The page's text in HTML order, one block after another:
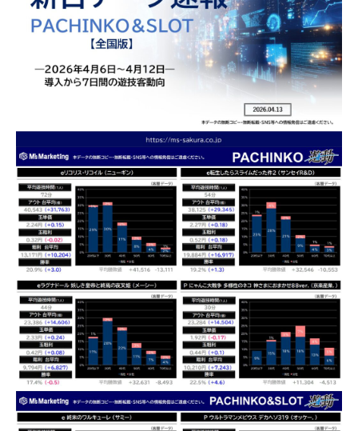
公営競技データ
ゲーム業界データ
お問い合わせ